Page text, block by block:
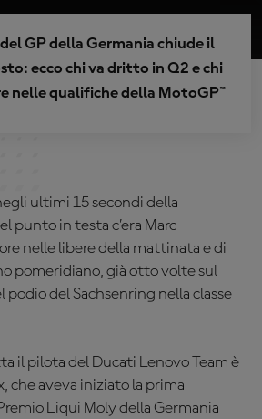
GP della Germania chiude il
ecco chi va dritto in Q2 e chi
nelle qualifiche della MotoGP™
ultimi 15 secondi della
punto in testa c’era Marc
nelle libere della mattinata e di
pomeridiano, già otto volte sul
del Sachsenring nella classe
il pilota del Ducati Lenovo Team è
che aveva iniziato la prima
Liqui Moly della Germania